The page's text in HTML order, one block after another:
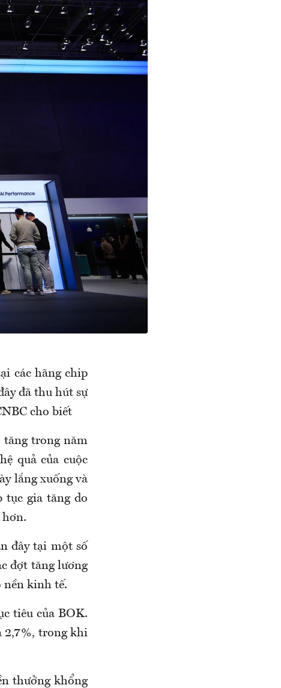
các hãng chip
đã thu hút sự
cho biết
tăng trong năm
quả của cuộc
lắng xuống và
tục gia tăng do
đây tại một số
đợt tăng lương
nền kinh tế.
tiêu của BOK.
2,7%, trong khi
thưởng khổng